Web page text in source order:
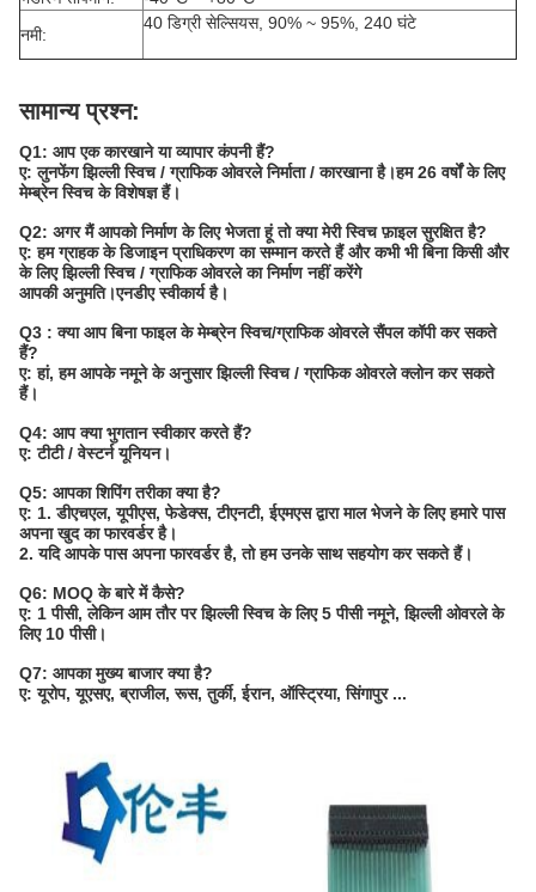
नमी:
40 डिग्री सेल्सियस, 90% ~ 95%, 240 घंटे
सामान्य प्रश्न:
Q1: आप एक कारखाने या व्यापार कंपनी हैं?
ए: लुनफेंग झिल्ली स्विच / ग्राफिक ओवरले निर्माता / कारखाना है।हम 26 वर्षों के लिए
मेम्ब्रेन स्विच के विशेषज्ञ हैं।
Q2: अगर मैं आपको निर्माण के लिए भेजता हूं तो क्या मेरी स्विच फ़ाइल सुरक्षित है?
ए: हम ग्राहक के डिजाइन प्राधिकरण का सम्मान करते हैं और कभी भी बिना किसी और
के लिए झिल्ली स्विच / ग्राफिक ओवरले का निर्माण नहीं करेंगे
आपकी अनुमति।एनडीए स्वीकार्य है।
Q3 : क्या आप बिना फाइल के मेम्ब्रेन स्विच/ग्राफिक ओवरले सैंपल कॉपी कर सकते
हैं?
ए: हां, हम आपके नमूने के अनुसार झिल्ली स्विच / ग्राफिक ओवरले क्लोन कर सकते
हैं।
Q4: आप क्या भुगतान स्वीकार करते हैं?
ए: टीटी / वेस्टर्न यूनियन।
Q5: आपका शिपिंग तरीका क्या है?
ए: 1. डीएचएल, यूपीएस, फेडेक्स, टीएनटी, ईएमएस द्वारा माल भेजने के लिए हमारे पास
अपना खुद का फारवर्डर है।
2. यदि आपके पास अपना फारवर्डर है, तो हम उनके साथ सहयोग कर सकते हैं।
Q6: MOQ के बारे में कैसे?
ए: 1 पीसी, लेकिन आम तौर पर झिल्ली स्विच के लिए 5 पीसी नमूने, झिल्ली ओवरले के
लिए 10 पीसी।
Q7: आपका मुख्य बाजार क्या है?
ए: यूरोप, यूएसए, ब्राजील, रूस, तुर्की, ईरान, ऑस्ट्रिया, सिंगापुर ...